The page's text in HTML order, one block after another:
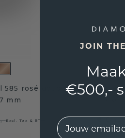
rosé goud
mm
Excl. Tax & BTW
rosé
€
JOIN
€500,-
EMail